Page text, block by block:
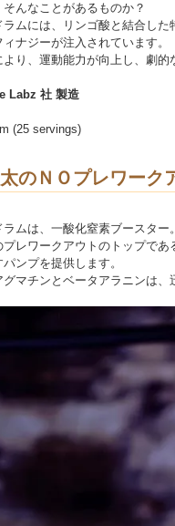
そんなことがあるものか？
ラムには、リンゴ酸と結合し
ィナジーが注入されています。
より、運動能力が向上し、劇
Labz 社 製造
(25 servings)
のＮＯプレワーク
ラムは、一酸化窒素ブースター
プレワークアウトのトップで
ンプを提供します。
グマチンとベータアラニンは